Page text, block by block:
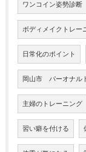
ワンコイン姿勢診断
ボディメイクトレー
日常化のポイント
岡山市 パーオナル
主婦のトレーニング
習い癖を付ける